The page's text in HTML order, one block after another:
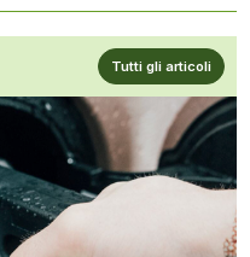
Tutti gli articoli